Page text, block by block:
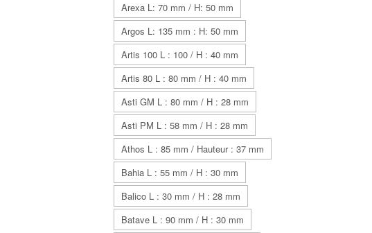
Arexa L: 70 mm / H: 50 mm
Argos L: 135 mm : H: 50 mm
Artis 100 L : 100 / H : 40 mm
Artis 80 L : 80 mm / H : 40 mm
Asti GM L : 80 mm / H : 28 mm
Asti PM L : 58 mm / H : 28 mm
Athos L : 85 mm / Hauteur : 37 mm
Bahia L : 55 mm / H : 30 mm
Balico L : 30 mm / H : 28 mm
Batave L : 90 mm / H : 30 mm